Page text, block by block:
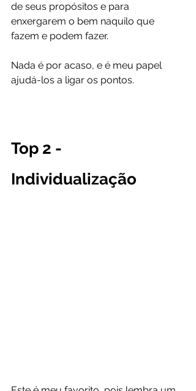
de seus propósitos e para
enxergarem o bem naquilo que
fazem e podem fazer.
Nada é por acaso, e é meu papel
ajudá-los a ligar os pontos.
Top 2 -
Individualização